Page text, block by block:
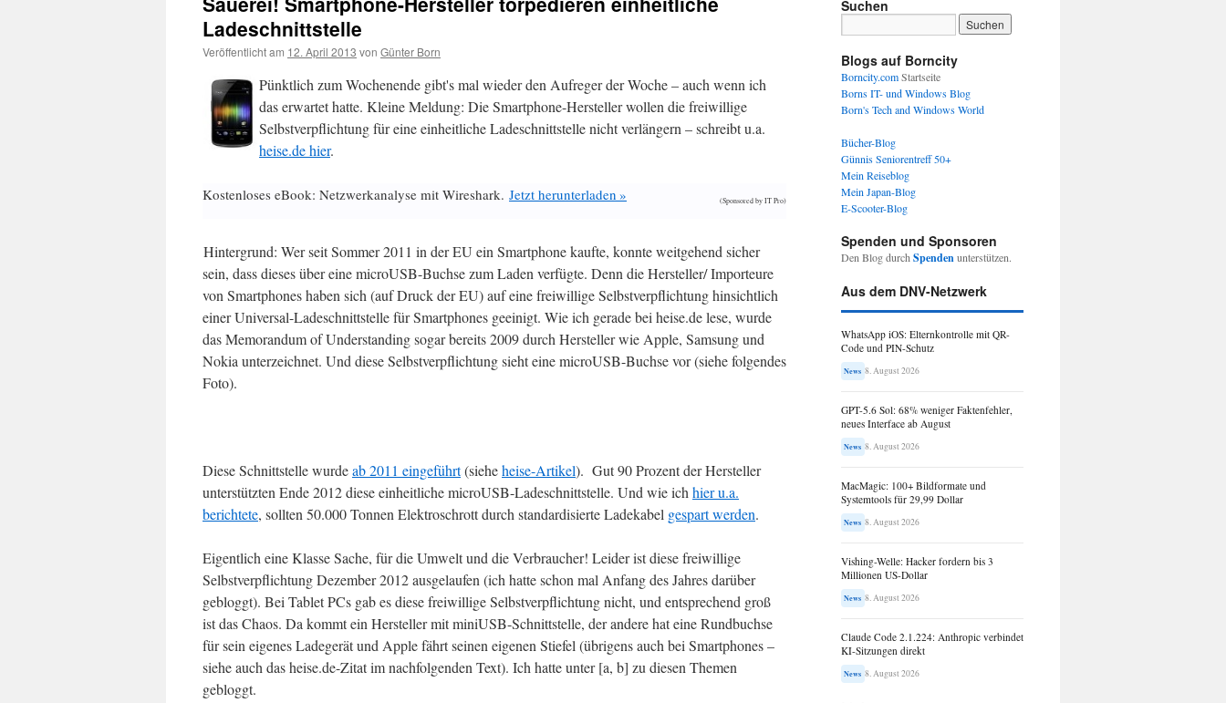
Ladeschnittstelle
Veröffentlicht am 12. April 2013 von Günter Born
Pünktlich zum Wochenende gibt's mal wieder den Aufreger der Woche – auch wenn ich
das erwartet hatte. Kleine Meldung: Die Smartphone-Hersteller wollen die freiwillige
Selbstverpflichtung für eine einheitliche Ladeschnittstelle nicht verlängern – schreibt u.a.
heise.de hier.
Kostenloses eBook: Netzwerkanalyse mit Wireshark. Jetzt herunterladen » (Sponsored by IT Pro)
Hintergrund: Wer seit Sommer 2011 in der EU ein Smartphone kaufte, konnte weitgehend sicher
sein, dass dieses über eine microUSB-Buchse zum Laden verfügte. Denn die Hersteller/ Importeure
von Smartphones haben sich (auf Druck der EU) auf eine freiwillige Selbstverpflichtung hinsichtlich
einer Universal-Ladeschnittstelle für Smartphones geeinigt. Wie ich gerade bei heise.de lese, wurde
das Memorandum of Understanding sogar bereits 2009 durch Hersteller wie Apple, Samsung und
Nokia unterzeichnet. Und diese Selbstverpflichtung sieht eine microUSB-Buchse vor (siehe folgendes
Foto).
Diese Schnittstelle wurdeab 2011 eingeführt(sieheheise-Artikel). Gut 90 Prozent der Hersteller
unterstützten Ende 2012 diese einheitliche microUSB-Ladeschnittstelle. Und wie ich hier u.a.
berichtete, sollten 50.000 Tonnen Elektroschrott durch standardisierte Ladekabel gespart werden.
Eigentlich eine Klasse Sache, für die Umwelt und die Verbraucher! Leider ist diese freiwillige
Selbstverpflichtung Dezember 2012 ausgelaufen (ich hatte schon mal Anfang des Jahres darüber
gebloggt). Bei Tablet PCs gab es diese freiwillige Selbstverpflichtung nicht, und entsprechend groß
ist das Chaos. Da kommt ein Hersteller mit miniUSB-Schnittstelle, der andere hat eine Rundbuchse
für sein eigenes Ladegerät und Apple fährt seinen eigenen Stiefel (übrigens auch bei Smartphones –
siehe auch das heise.de-Zitat im nachfolgenden Text). Ich hatte unter [a, b] zu diesen Themen
gebloggt.
Suchen
Blogs auf Borncity
Borncity.comStartseite
Borns IT- und Windows Blog
Born's Tech and Windows World
Bücher-Blog
Günnis Seniorentreff 50+
Mein Reiseblog
Mein Japan-Blog
E-Scooter-Blog
Spenden und Sponsoren
Den Blog durch Spendenunterstützen.
Aus dem DNV-Netzwerk
WhatsApp iOS: Elternkontrolle mit QR-
Code und PIN-Schutz
News 8. August 2026
GPT-5.6 Sol: 68% weniger Faktenfehler,
neues Interface ab August
News 8. August 2026
MacMagic: 100+ Bildformate und
Systemtools für 29,99 Dollar
News 8. August 2026
Vishing-Welle: Hacker fordern bis 3
Millionen US-Dollar
News 8. August 2026
Claude Code 2.1.224: Anthropic verbindet
KI-Sitzungen direkt
News 8. August 2026